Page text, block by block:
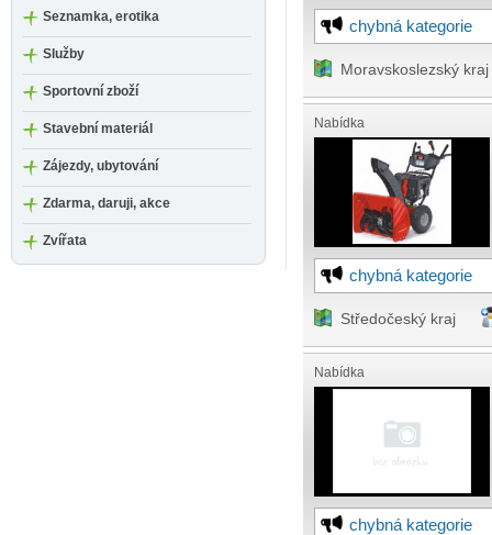
Seznamka, erotika
Služby
Sportovní zboží
Stavební materiál
Zájezdy, ubytování
Zdarma, daruji, akce
Zvířata
chybná kategorie
Moravskoslezský kraj
Nabídka
chybná kategorie
Středočeský kraj
Nabídka
chybná kategorie